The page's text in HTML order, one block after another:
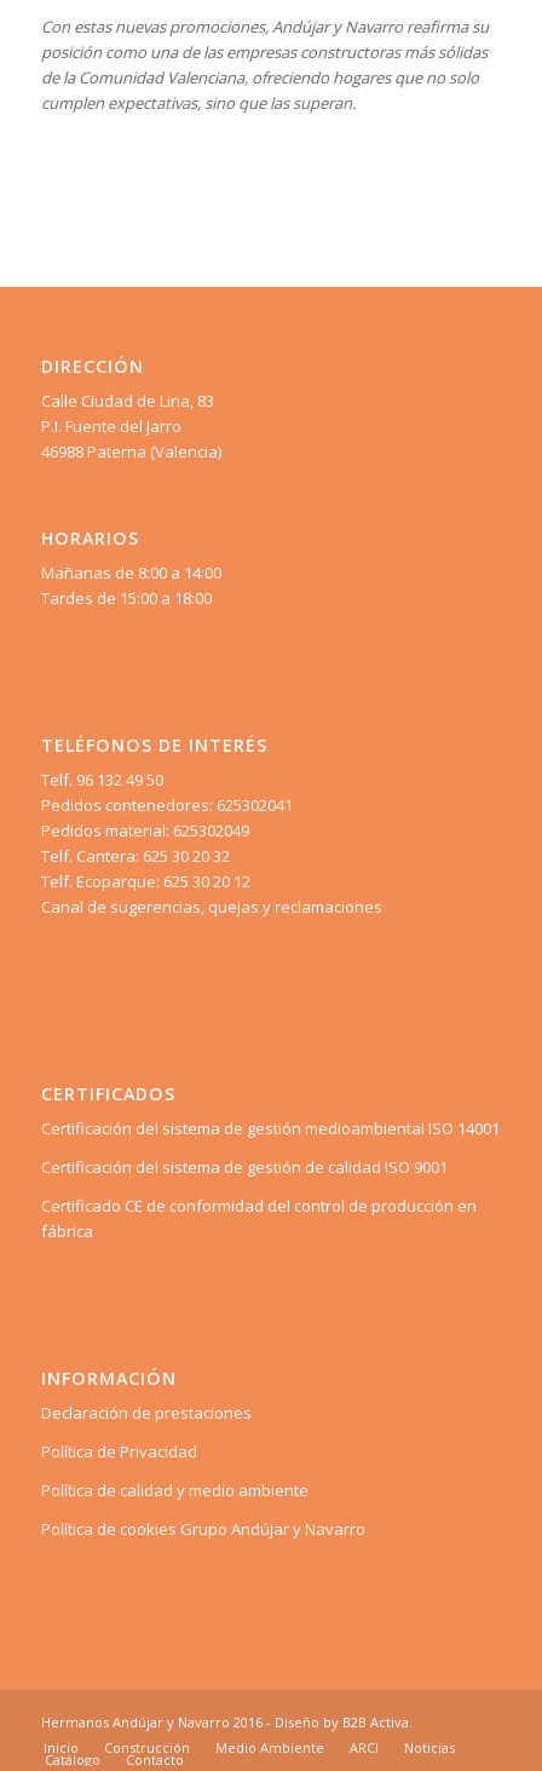
Con estas nuevas promociones, Andújar y Navarro reafirma su
posición como una de las empresas constructoras más sólidas
de la Comunidad Valenciana, ofreciendo hogares que no solo
cumplen expectativas, sino que las superan.
DIRECCIÓN
Calle Ciudad de Liria, 83
P.I. Fuente del Jarro
46988 Paterna (Valencia)
HORARIOS
Mañanas de 8:00 a 14:00
Tardes de 15:00 a 18:00
TELÉFONOS DE INTERÉS
Telf. 96 132 49 50
Pedidos contenedores: 625302041
Pedidos material: 625302049
Telf. Cantera: 625 30 20 32
Telf. Ecoparque: 625 30 20 12
Canal de sugerencias, quejas y reclamaciones
CERTIFICADOS
Certificación del sistema de gestión medioambiental ISO 14001
Certificación del sistema de gestión de calidad ISO 9001
Certificado CE de conformidad del control de producción en
fábrica
INFORMACIÓN
Declaración de prestaciones
Política de Privacidad
Política de calidad y medio ambiente
Política de cookies Grupo Andújar y Navarro
Hermanos Andújar y Navarro 2016 - Diseño by B2B Activa.
Inicio
Construcción Medio Ambiente ARCI Noticias
Catálogo Contacto